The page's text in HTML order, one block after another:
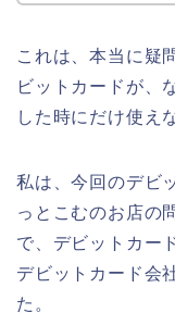
これは、本当に疑
ビットカードが、
した時にだけ使え
私は、今回のデビ
っとこむのお店の
で、デビットカー
デビットカード会
た。